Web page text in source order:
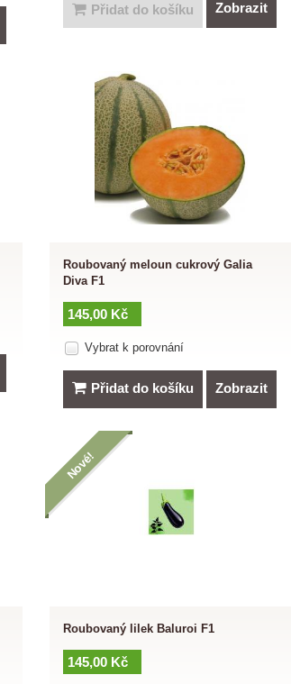
Přidat do košíku Zobrazit
Roubovaný meloun cukrový Galia
Diva F1
145,00 Kč
Vybrat k porovnání
Přidat do košíku Zobrazit
Nové!
Roubovaný lilek Baluroi F1
145,00 Kč